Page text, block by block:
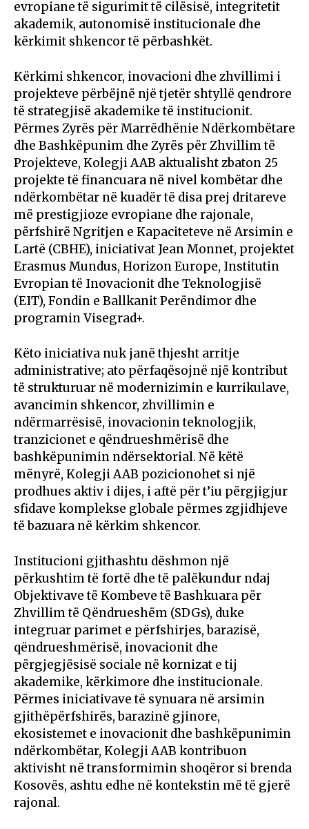
evropiane të sigurimit të cilësisë, integritetit
akademik, autonomisë institucionale dhe
kërkimit shkencor të përbashkët.
Kërkimi shkencor, inovacioni dhe zhvillimi i
projekteve përbëjnë një tjetër shtyllë qendrore
të strategjisë akademike të institucionit.
Përmes Zyrës për Marrëdhënie Ndërkombëtare
dhe Bashkëpunim dhe Zyrës për Zhvillim të
Projekteve, Kolegji AAB aktualisht zbaton 25
projekte të financuara në nivel kombëtar dhe
ndërkombëtar në kuadër të disa prej dritareve
më prestigjioze evropiane dhe rajonale,
përfshirë Ngritjen e Kapaciteteve në Arsimin e
Lartë (CBHE), iniciativat Jean Monnet, projektet
Erasmus Mundus, Horizon Europe, Institutin
Evropian të Inovacionit dhe Teknologjisë
(EIT), Fondin e Ballkanit Perëndimor dhe
programin Visegrad+.
Këto iniciativa nuk janë thjesht arritje
administrative; ato përfaqësojnë një kontribut
të strukturuar në modernizimin e kurrikulave,
avancimin shkencor, zhvillimin e
ndërmarrësisë, inovacionin teknologjik,
tranzicionet e qëndrueshmërisë dhe
bashkëpunimin ndërsektorial. Në këtë
mënyrë, Kolegji AAB pozicionohet si një
prodhues aktiv i dijes, i aftë për t’iu përgjigjur
sfidave komplekse globale përmes zgjidhjeve
të bazuara në kërkim shkencor.
Institucioni gjithashtu dëshmon një
përkushtim të fortë dhe të palëkundur ndaj
Objektivave të Kombeve të Bashkuara për
Zhvillim të Qëndrueshëm (SDGs), duke
integruar parimet e përfshirjes, barazisë,
qëndrueshmërisë, inovacionit dhe
përgjegjësisë sociale në kornizat e tij
akademike, kërkimore dhe institucionale.
Përmes iniciativave të synuara në arsimin
gjithëpërfshirës, barazinë gjinore,
ekosistemet e inovacionit dhe bashkëpunimin
ndërkombëtar, Kolegji AAB kontribuon
aktivisht në transformimin shoqëror si brenda
Kosovës, ashtu edhe në kontekstin më të gjerë
rajonal.